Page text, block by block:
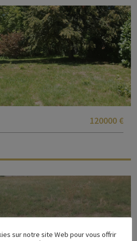
120000 €
sur notre site Web pour vous offrir